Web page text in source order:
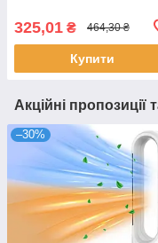
Електричний обігрівач
325,01 ₴ 464,30 ₴
Купити
Акційні пропозиції
–30%